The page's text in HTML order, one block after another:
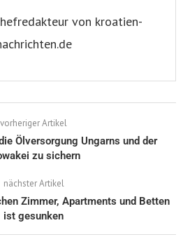
von kroatien-
vorheriger Artikel
Ölversorgung Ungarns und der
zu sichern
nächster Artikel
Zimmer, Apartments und Betten
ist gesunken